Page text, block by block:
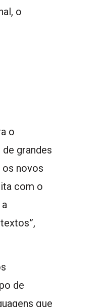
o
o
grandes
novos
com o
de
que